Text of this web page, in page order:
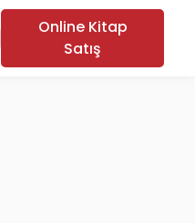
Online Kitap
Satış